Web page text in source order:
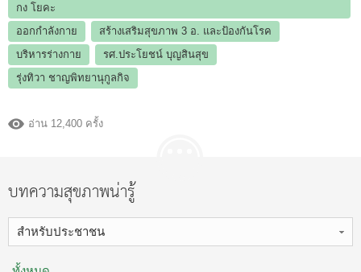
กง โยคะ
ออกกำลังกาย
สร้างเสริมสุขภาพ 3 อ.​ และป้องกันโรค
บริหารร่างกาย
รศ.ประโยชน์ บุญสินสุข
รุ่งทิวา ชาญพิทยานุกูลกิจ
อ่าน 12,400 ครั้ง
บทความสุขภาพน่ารู้
สำหรับประชาชน